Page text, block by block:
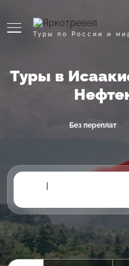
Туры по России и
Туры в
Без переплат
|